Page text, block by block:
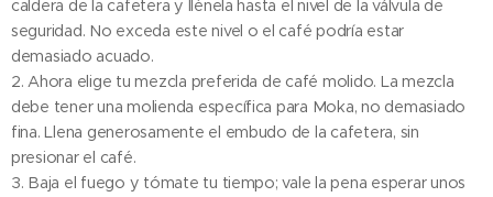
caldera de la cafetera y llénela hasta el nivel de la válvula de
seguridad. No exceda este nivel o el café podría estar
demasiado acuado.
2. Ahora elige tu mezcla preferida de café molido. La mezcla
debe tener una molienda específica para Moka, no demasiado
fina. Llena generosamente el embudo de la cafetera, sin
presionar el café.
3. Baja el fuego y tómate tu tiempo; vale la pena esperar unos